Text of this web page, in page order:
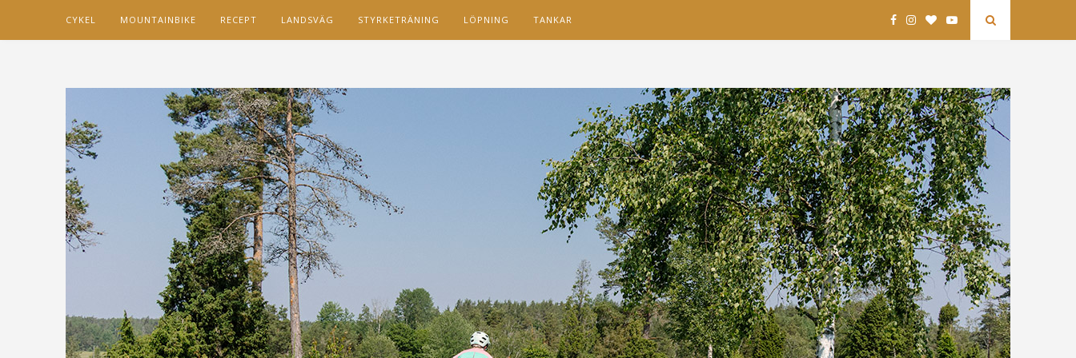
CYKEL MOUNTAINBIKE RECEPT LANDSVÄG STYRKETRÄNING LÖPNING TANKAR